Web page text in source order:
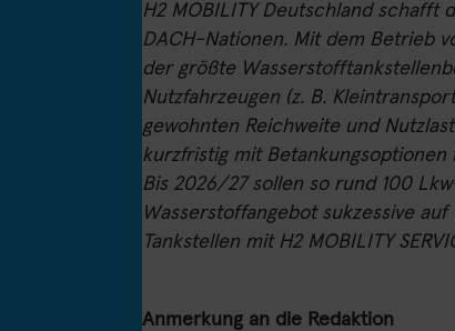
H2 MOBILITY Deutschland schafft
DACH-Nationen. Mit dem Betrieb
der größte
Nutzfahrzeugen (z. B.
gewohnten Reichweite und
kurzfristig mit
Bis 2026/27 sollen so rund 100
Wasserstoffangebot sukzessive
Tankstellen mit H2 MOBILITY
Anmerkung an die Redaktion